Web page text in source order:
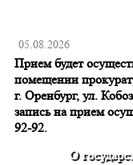
05.08.2026
Прием будет
помещении
г. Оренбург, ул.
запись на прием
92-92.
О